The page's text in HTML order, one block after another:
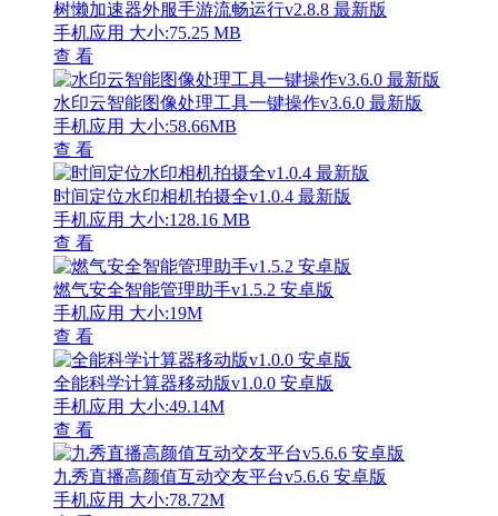
树懒加速器外服手游流畅运行v2.8.8 最新版
手机应用 大小:75.25 MB
查 看
水印云智能图像处理工具一键操作v3.6.0 最新版
手机应用 大小:58.66MB
查 看
时间定位水印相机拍摄全v1.0.4 最新版
手机应用 大小:128.16 MB
查 看
燃气安全智能管理助手v1.5.2 安卓版
手机应用 大小:19M
查 看
全能科学计算器移动版v1.0.0 安卓版
手机应用 大小:49.14M
查 看
九秀直播高颜值互动交友平台v5.6.6 安卓版
手机应用 大小:78.72M